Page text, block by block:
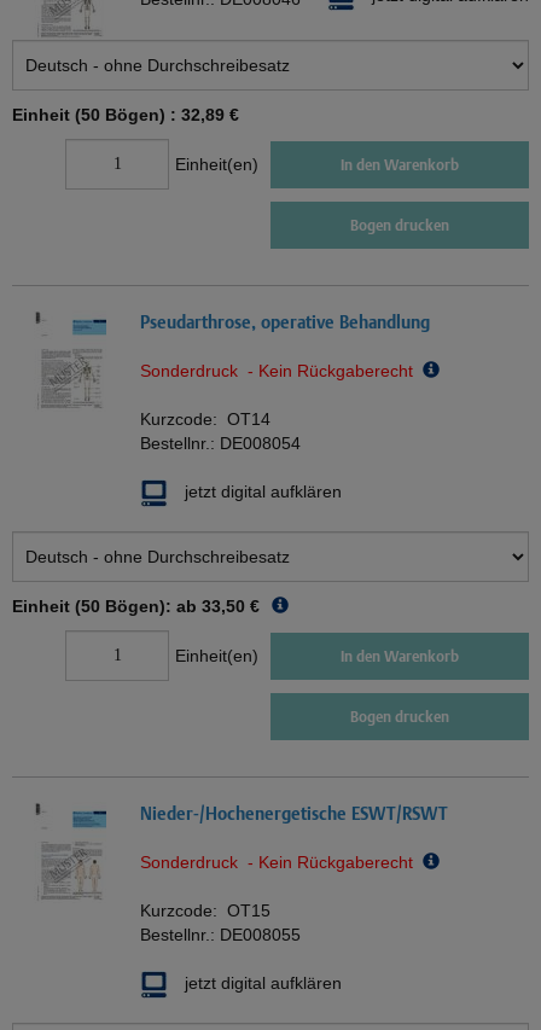
Einheit (50 Bögen) : 32,89 €
Einheit(en) In den Warenkorb
Bogen drucken
Pseudarthrose, operative Behandlung
Sonderdruck - Kein Rückgaberecht
Kurzcode: OT14
Bestellnr.: DE008054
jetzt digital aufklären
Einheit (50 Bögen): ab 33,50 €
Einheit(en) In den Warenkorb
Bogen drucken
Nieder-/Hochenergetische ESWT/RSWT
Sonderdruck - Kein Rückgaberecht
Kurzcode: OT15
Bestellnr.: DE008055
jetzt digital aufklären